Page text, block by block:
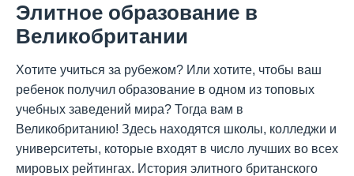
Элитное образование в
Великобритании
Хотите учиться за рубежом? Или хотите, чтобы ваш
ребенок получил образование в одном из топовых
учебных заведений мира? Тогда вам в
Великобританию! Здесь находятся школы, колледжи и
университеты, которые входят в число лучших во всех
мировых рейтингах. История элитного британского